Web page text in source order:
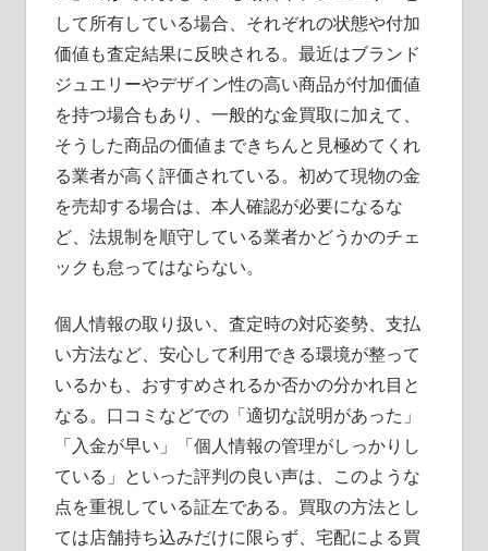
して所有している場合、それぞれの状態や付加
価値も査定結果に反映される。最近はブランド
ジュエリーやデザイン性の高い商品が付加価値
を持つ場合もあり、一般的な金買取に加えて、
そうした商品の価値まできちんと見極めてくれ
る業者が高く評価されている。初めて現物の金
を売却する場合は、本人確認が必要になるな
ど、法規制を順守している業者かどうかのチェ
ックも怠ってはならない。
個人情報の取り扱い、査定時の対応姿勢、支払
い方法など、安心して利用できる環境が整って
いるかも、おすすめされるか否かの分かれ目と
なる。口コミなどでの「適切な説明があった」
「入金が早い」「個人情報の管理がしっかりし
ている」といった評判の良い声は、このような
点を重視している証左である。買取の方法とし
ては店舗持ち込みだけに限らず、宅配による買